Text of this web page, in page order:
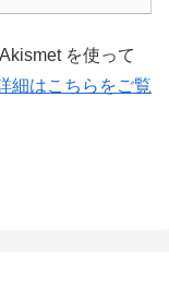
を使って
細はこちらをご覧